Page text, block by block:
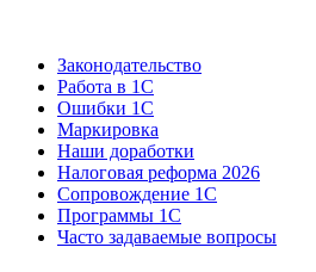
Законодательство
Работа в 1С
Ошибки 1С
Маркировка
Наши доработки
Налоговая реформа 2026
Сопровождение 1С
Программы 1С
Часто задаваемые вопросы